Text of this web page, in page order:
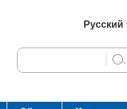
Русский
English
Español